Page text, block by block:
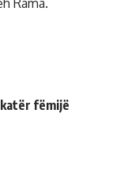
Rama.
fëmijë